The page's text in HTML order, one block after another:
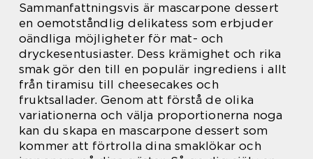
Sammanfattningsvis är mascarpone dessert
en oemotståndlig delikatess som erbjuder
oändliga möjligheter för mat- och
dryckesentusiaster. Dess krämighet och rika
smak gör den till en populär ingrediens i allt
från tiramisu till cheesecakes och
fruktsallader. Genom att förstå de olika
variationerna och välja proportionerna noga
kan du skapa en mascarpone dessert som
kommer att förtrolla dina smaklökar och